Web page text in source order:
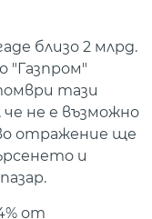
близо 2 млрд.
"Газпром"
тази
не е възможно
отражение ще
и
от